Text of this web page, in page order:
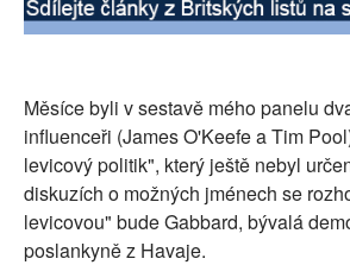
Měsíce byli v sestavě mého panelu
influenceři (James O'Keefe a Tim
levicový politik", který ještě nebyl
diskuzích o možných jménech se
levicovou" bude Gabbard, bývalá
poslankyně z Havaje.